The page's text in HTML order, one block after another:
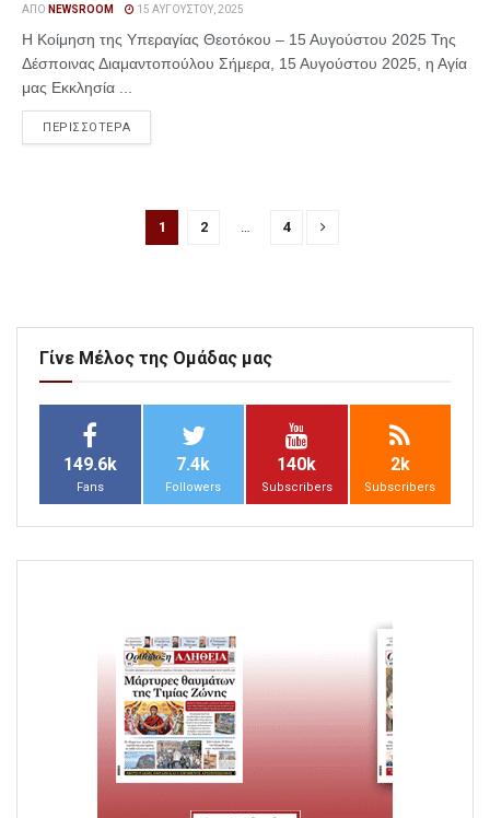
ΑΠΌ NEWSROOM 15 ΑΥΓΟΎΣΤΟΥ, 2025
Η Κοίμηση της Υπεραγίας Θεοτόκου – 15 Αυγούστου 2025 Της
Δέσποινας Διαμαντοπούλου Σήμερα, 15 Αυγούστου 2025, η Αγία
μας Εκκλησία ...
ΠΕΡΙΣΣΟΤΕΡΑ
1 2 … 4
Γίνε Μέλος της Ομάδας μας
149.6k
Fans
7.4k
Followers
140k
Subscribers
2k
Subscribers